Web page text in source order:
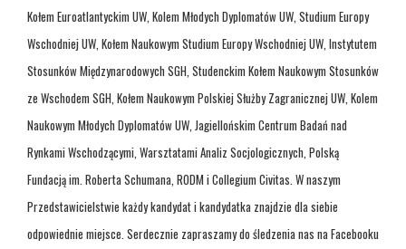
Kołem Euroatlantyckim UW, Kolem Młodych Dyplomatów UW, Studium Europy
Wschodniej UW, Kołem Naukowym Studium Europy Wschodniej UW, Instytutem
Stosunków Międzynarodowych SGH, Studenckim Kołem Naukowym Stosunków
ze Wschodem SGH, Kołem Naukowym Polskiej Służby Zagranicznej UW, Kolem
Naukowym Młodych Dyplomatów UW, Jagiellońskim Centrum Badań nad
Rynkami Wschodzącymi, Warsztatami Analiz Socjologicznych, Polską
Fundacją im. Roberta Schumana, RODM i Collegium Civitas. W naszym
Przedstawicielstwie każdy kandydat i kandydatka znajdzie dla siebie
odpowiednie miejsce. Serdecznie zapraszamy do śledzenia nas na Facebooku